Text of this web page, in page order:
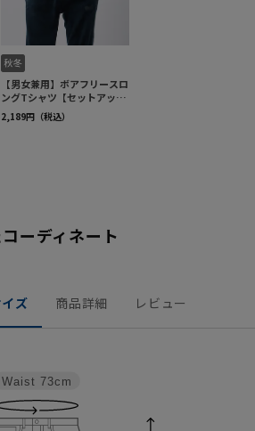
ーディネート
ズ 商品詳細 レビュー
Waist 73cm